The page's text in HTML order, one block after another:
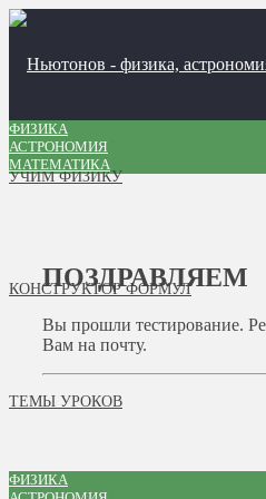
УЧИМ ФИЗИКУ
КОНСТРУКТОР ФОРМУЛ
ТЕМЫ УРОКОВ
ФИЗИКА
АСТРОНОМИЯ
МАТЕМАТИКА
ПОЗДРАВЛЯЕМ
Вы прошли тестирование.
Вам на почту.
ФИЗИКА